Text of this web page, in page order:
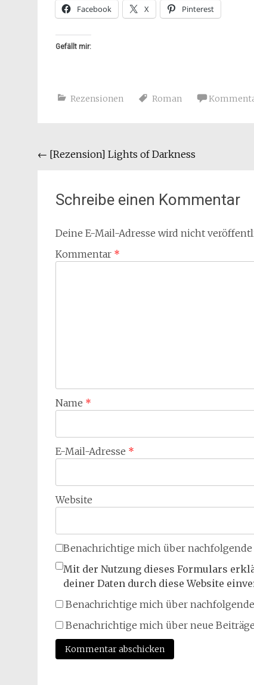
Facebook X Pinterest
Gefällt mir:
Rezensionen Roman
Beitragsnavigation
← [Rezension] Lights of Darkness
Schreibe einen Kommentar
Deine E-Mail-Adresse wird nicht
Kommentar *
Name *
E-Mail-Adresse *
Website
Benachrichtige mich über
Mit der Nutzung dieses Formulars
deiner Daten durch diese Website
Benachrichtige mich über
Benachrichtige mich über neue